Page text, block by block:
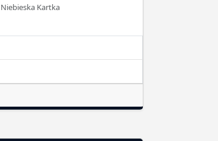
Niebieska Kartka